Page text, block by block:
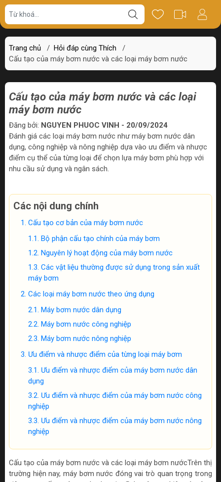
Trang chủ / Hỏi đáp cùng Thích
/
Cấu tạo của máy bơm nước và các loại máy bơm nước
Cấu tạo của máy bơm nước và các loại
máy bơm nước
Đăng bởi: NGUYEN PHUOC VINH - 20/09/2024
Đánh giá các loại máy bơm nước như máy bơm nước dân
dụng, công nghiệp và nông nghiệp dựa vào ưu điểm và nhược
điểm cụ thể của từng loại để chọn lựa máy bơm phù hợp với
nhu cầu sử dụng và ngân sách.
Các nội dung chính
Cấu tạo cơ bản của máy bơm nước
Bộ phận cấu tạo chính của máy bơm
Nguyên lý hoạt động của máy bơm nước
Các vật liệu thường được sử dụng trong sản xuất
máy bơm
Các loại máy bơm nước theo ứng dụng
Máy bơm nước dân dụng
Máy bơm nước công nghiệp
Máy bơm nước nông nghiệp
Ưu điểm và nhược điểm của từng loại máy bơm
Ưu điểm và nhược điểm của máy bơm nước dân
dụng
Ưu điểm và nhược điểm của máy bơm nước công
nghiệp
Ưu điểm và nhược điểm của máy bơm nước nông
nghiệp
Cấu tạo của máy bơm nước và các loại máy bơm nướcTrên thị
trường hiện nay, máy bơm nước đóng vai trò quan trọng trong